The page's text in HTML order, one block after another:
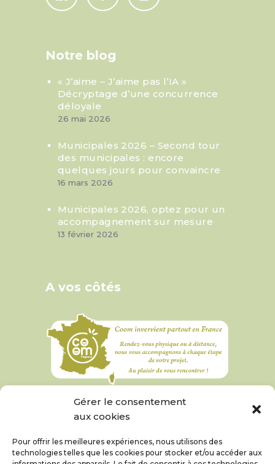
Gérer le consentement
aux cookies
Pour offrir les meilleures expériences, nous utilisons des
technologies telles que les cookies pour stocker et/ou accéder aux
Notre blog
« J’aime – J’aime pas l’IA »
Décryptage d’une concurrence
déloyale
26 mai 2026
Municipales 2026 – Second tour
des municipales : encore
quelques jours pour convaincre
16 mars 2026
Municipales 2026, optez pour un
accompagnement sur mesure
13 février 2026
A vos côtés